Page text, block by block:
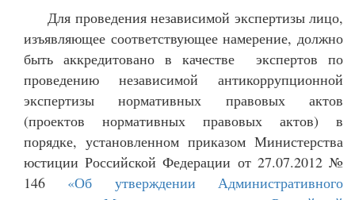
Для проведения независимой экспертизы лицо,
изъявляющее соответствующее намерение, должно
быть аккредитовано в качестве экспертов по
проведению независимой антикоррупционной
экспертизы нормативных правовых актов
(проектов нормативных правовых актов) в
порядке, установленном приказом Министерства
юстиции Российской Федерации от 27.07.2012 №
146 «Об утверждении Административного